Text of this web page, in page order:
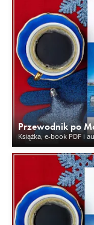
Przewodnik po
Książka, e-book PDF i